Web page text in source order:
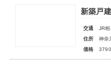
交通
JR
住所
神奈
価格